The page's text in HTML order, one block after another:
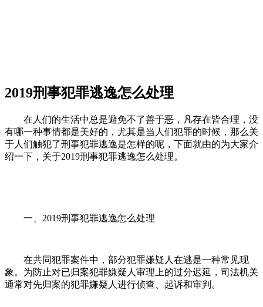
2019刑事犯罪逃逸怎么处理
在人们的生活中总是避免不了善于恶，凡存在皆合理，没
有哪一种事情都是美好的，尤其是当人们犯罪的时候，那么关
于人们触犯了刑事犯罪逃逸是怎样的呢，下面就由的为大家介
绍一下，关于2019刑事犯罪逃逸怎么处理。
一、2019刑事犯罪逃逸怎么处理
在共同犯罪案件中，部分犯罪嫌疑人在逃是一种常见现
象。为防止对已归案犯罪嫌疑人审理上的过分迟延，司法机关
通常对先归案的犯罪嫌疑人进行侦查、起诉和审判。